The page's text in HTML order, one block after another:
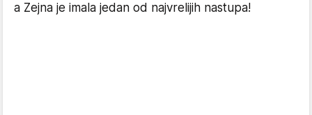
a Zejna je imala jedan od najvrelijih nastupa!